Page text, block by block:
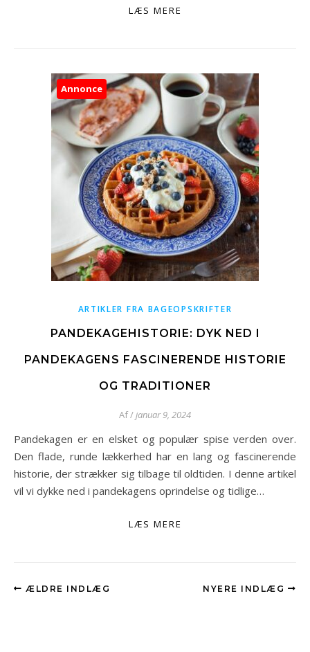
LÆS MERE
Annonce
ARTIKLER FRA BAGEOPSKRIFTER
PANDEKAGEHISTORIE: DYK NED I
PANDEKAGENS FASCINERENDE HISTORIE
OG TRADITIONER
Af/januar 9, 2024
Pandekagen er en elsket og populær spise verden over.
Den flade, runde lækkerhed har en lang og fascinerende
historie, der strækker sig tilbage til oldtiden. I denne artikel
vil vi dykke ned i pandekagens oprindelse og tidlige…
LÆS MERE
ÆLDRE INDLÆG NYERE INDLÆG